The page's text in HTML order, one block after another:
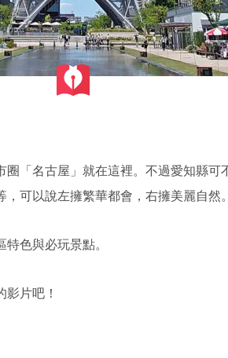
「名古屋」就在這裡。不過愛知縣
可以說左擁繁華都會，右擁美麗自然。
色與必玩景點。
片吧！